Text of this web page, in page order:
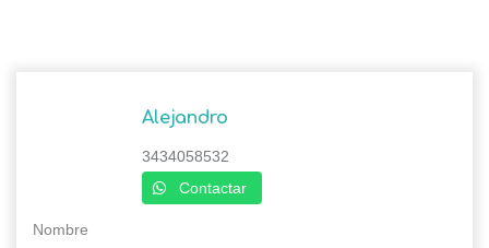
Alejandro
3434058532
Contactar
Nombre